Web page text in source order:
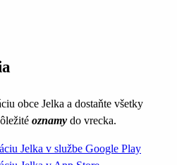
obce Jelka a dostaňte všetky
oznamy do vrecka.